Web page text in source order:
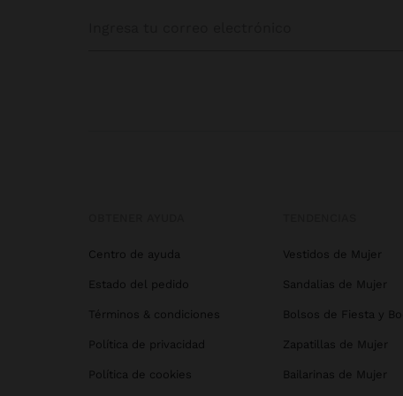
Centro de ayuda
Estado del pedido
Términos & condiciones
Política de privacidad
Política de cookies
Vestidos de Mujer
Sandalias de Mujer
Bolsos de Fiesta y
Zapatillas de Mujer
Bailarinas de Mujer